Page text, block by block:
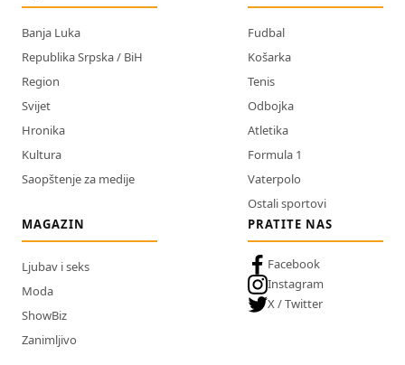
Banja Luka
Republika Srpska / BiH
Region
Svijet
Hronika
Kultura
Saopštenje za medije
Fudbal
Košarka
Tenis
Odbojka
Atletika
Formula 1
Vaterpolo
Ostali sportovi
MAGAZIN
Ljubav i seks
Moda
ShowBiz
Zanimljivo
PRATITE NAS
Facebook
Instagram
X / Twitter